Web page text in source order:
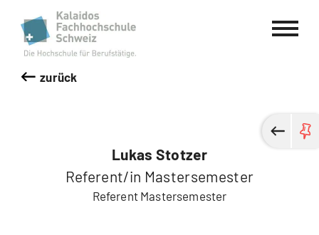
Kalaidos Fachhochschule Schweiz
zurück
Lukas Stotzer
Referent/in Mastersemester
Referent Mastersemester